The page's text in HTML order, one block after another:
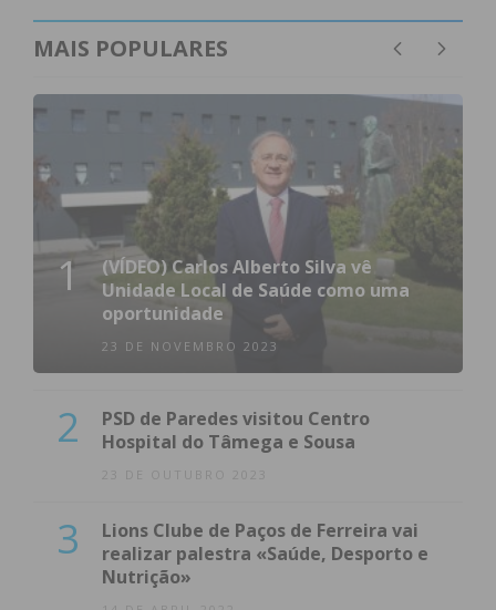
MAIS POPULARES
1
(VÍDEO) Carlos Alberto Silva vê
Unidade Local de Saúde como uma
oportunidade
23 DE NOVEMBRO 2023
2
PSD de Paredes visitou Centro
Hospital do Tâmega e Sousa
23 DE OUTUBRO 2023
3
Lions Clube de Paços de Ferreira vai
realizar palestra «Saúde, Desporto e
Nutrição»